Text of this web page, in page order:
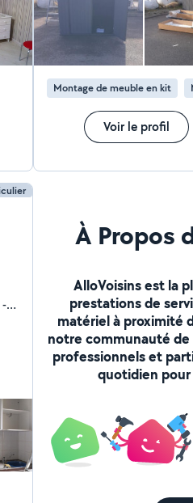
placoplatre. - Peinture. -
Ménage - Escabeau 5 marches Perceuse et forêts
Perforateur (marteau
embouts Scie sabre electrique Scie circulaire Scie
sauteuse Carrelette Etc (
A vous voir bientôt.
Montage de meuble en kit
Voir le profil
À Propos
AlloVoisins est la
prestations de
matériel à proximité
notre communauté
professionnels et
quotidien